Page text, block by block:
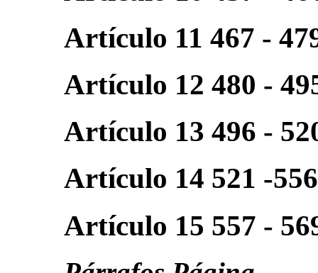
Artículo 11 467 -
Artículo 12 480 -
Artículo 13 496 -
Artículo 14 521 -
Artículo 15 557 -